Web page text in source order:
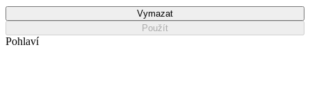
Vymazat
Použít
Pohlaví